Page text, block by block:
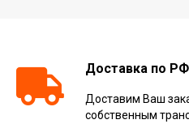
Доставка по РФ
Доставим Ваш
собственным